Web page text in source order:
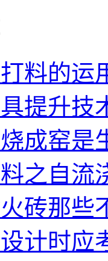
料的运
提升技
成窑是
之自流
砖那些
计时应